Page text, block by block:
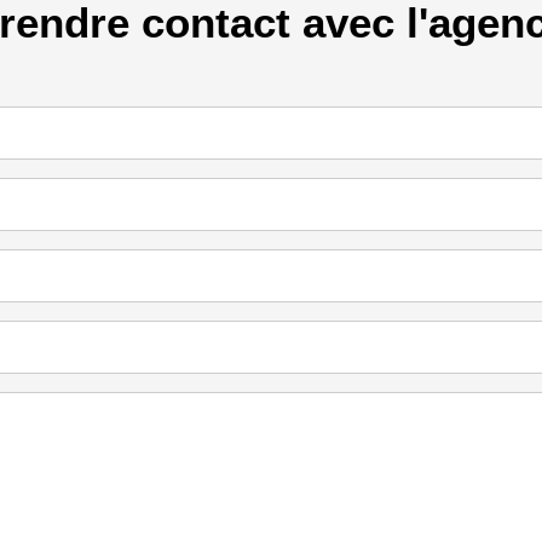
contact avec